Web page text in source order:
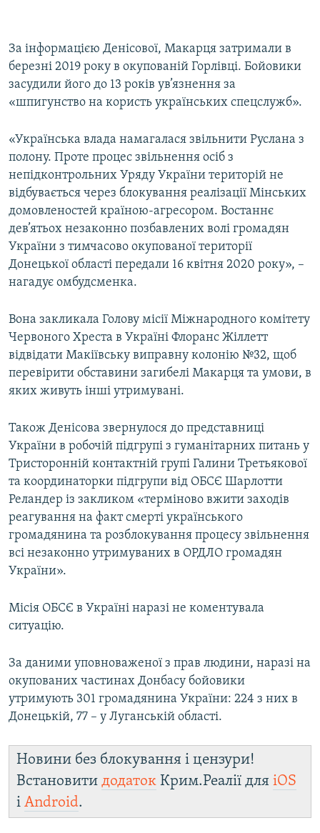
За інформацією Денісової, Макарця затримали в
березні 2019 року в окупованій Горлівці. Бойовики
засудили його до 13 років ув’язнення за
«шпигунство на користь українських спецслужб».
«Українська влада намагалася звільнити Руслана з
полону. Проте процес звільнення осіб з
непідконтрольних Уряду України територій не
відбувається через блокування реалізації Мінських
домовленостей країною-агресором. Востаннє
дев’ятьох незаконно позбавлених волі громадян
України з тимчасово окупованої території
Донецької області передали 16 квітня 2020 року», –
нагадує омбудсменка.
Вона закликала Голову місії Міжнародного комітету
Червоного Хреста в Україні Флоранс Жіллетт
відвідати Макіївську виправну колонію №32, щоб
перевірити обставини загибелі Макарця та умови, в
яких живуть інші утримувані.
Також Денісова звернулося до представниці
України в робочій підгрупі з гуманітарних питань у
Тристоронній контактній групі Галини Третьякової
та координаторки підгрупи від ОБСЄ Шарлотти
Реландер із закликом «терміново вжити заходів
реагування на факт смерті українського
громадянина та розблокування процесу звільнення
всі незаконно утримуваних в ОРДЛО громадян
України».
Місія ОБСЄ в Україні наразі не коментувала
ситуацію.
За даними уповноваженої з прав людини, наразі на
окупованих частинах Донбасу бойовики
утримують 301 громадянина України: 224 з них в
Донецькій, 77 – у Луганській області.
Новини без блокування і цензури!
Встановити додаток Крим.Реалії для iOS
і Android.